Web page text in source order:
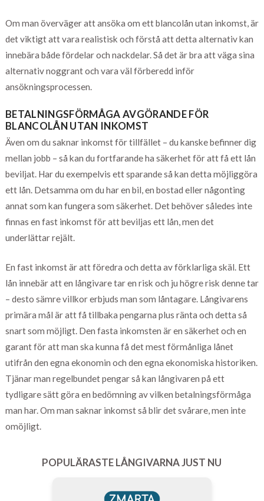
Om man överväger att ansöka om ett blancolån utan inkomst, är
det viktigt att vara realistisk och förstå att detta alternativ kan
innebära både fördelar och nackdelar. Så det är bra att väga sina
alternativ noggrant och vara väl förberedd inför
ansökningsprocessen.
BETALNINGSFÖRMÅGA AVGÖRANDE FÖR
BLANCOLÅN UTAN INKOMST
Även om du saknar inkomst för tillfället – du kanske befinner dig
mellan jobb – så kan du fortfarande ha säkerhet för att få ett lån
beviljat. Har du exempelvis ett sparande så kan detta möjliggöra
ett lån. Detsamma om du har en bil, en bostad eller någonting
annat som kan fungera som säkerhet. Det behöver således inte
finnas en fast inkomst för att beviljas ett lån, men det
underlättar rejält.
En fast inkomst är att föredra och detta av förklarliga skäl. Ett
lån innebär att en långivare tar en risk och ju högre risk denne tar
– desto sämre villkor erbjuds man som låntagare. Långivarens
primära mål är att få tillbaka pengarna plus ränta och detta så
snart som möjligt. Den fasta inkomsten är en säkerhet och en
garant för att man ska kunna få det mest förmånliga lånet
utifrån den egna ekonomin och den egna ekonomiska historiken.
Tjänar man regelbundet pengar så kan långivaren på ett
tydligare sätt göra en bedömning av vilken betalningsförmåga
man har. Om man saknar inkomst så blir det svårare, men inte
omöjligt.
POPULÄRASTE LÅNGIVARNA JUST NU